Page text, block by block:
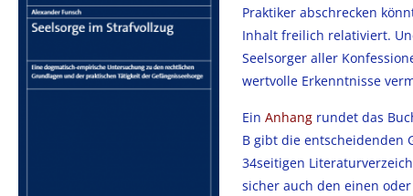
Praktiker abschrecken
Inhalt freilich relativiert.
Seelsorger aller
wertvolle Erkenntnisse
Ein Anhangrundet das
B gibt die entscheidenden
34seitigen
sicher auch den einen